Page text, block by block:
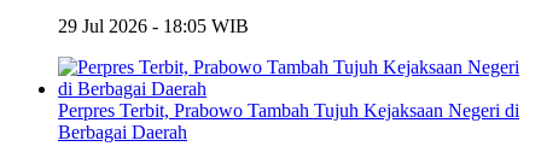
29 Jul 2026 - 18:05 WIB
Perpres Terbit, Prabowo Tambah Tujuh Kejaksaan Negeri di
Berbagai Daerah